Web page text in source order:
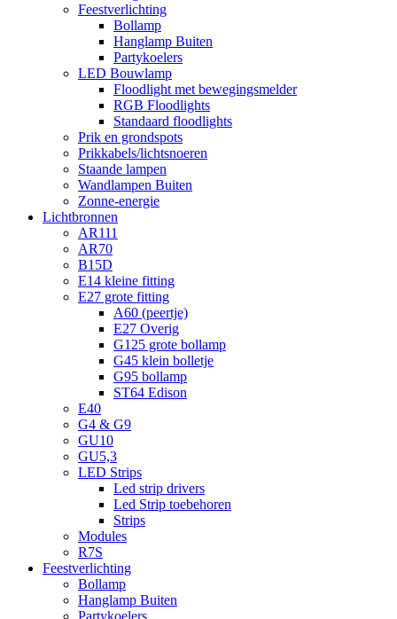
Feestverlichting
Bollamp
Hanglamp Buiten
Partykoelers
LED Bouwlamp
Floodlight met bewegingsmelder
RGB Floodlights
Standaard floodlights
Prik en grondspots
Prikkabels/lichtsnoeren
Staande lampen
Wandlampen Buiten
Zonne-energie
Lichtbronnen
AR111
AR70
B15D
E14 kleine fitting
E27 grote fitting
A60 (peertje)
E27 Overig
G125 grote bollamp
G45 klein bolletje
G95 bollamp
ST64 Edison
E40
G4 & G9
GU10
GU5,3
LED Strips
Led strip drivers
Led Strip toebehoren
Strips
Modules
R7S
Feestverlichting
Bollamp
Hanglamp Buiten
Partykoelers